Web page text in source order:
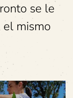
se le
mismo